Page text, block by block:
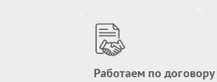
Работаем по договору